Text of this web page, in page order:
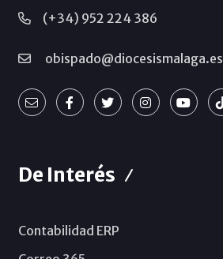
(+34) 952 224 386
obispado@diocesismalaga.es
De Interés
Contabilidad ERP